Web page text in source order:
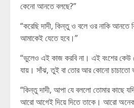
কেনো আনতে বলছে?”
“করেছি দাদী, কিন্তু ও বলে ওর নাকি
আমাকেই যেতে হবে।”
“ভুলেও এই কাজ করবি না। এই বংশের কেউ
যায়। সাঁঝ, তুই বা তোর আর কোনো চাচাতো
“কিন্তু দাদী, আপা যে বললো তোমার কাছে
আরো আগেই দিয়ে দিতে তাকে। আরো